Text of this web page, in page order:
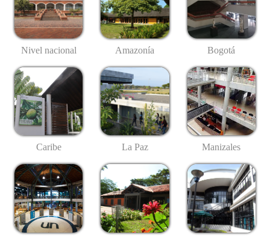
Nivel nacional Amazonía Bogotá
Caribe La Paz Manizales